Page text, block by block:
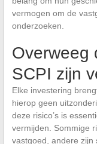
vermogen om de
onderzoeken.
Overweeg
SCPI zijn
Elke investering
hierop geen
deze risico’s is
vermijden. Sommige
vastgoed, andere zijn